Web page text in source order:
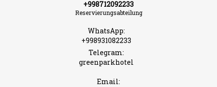
+998712092233
Reservierungsabteilung
WhatsApp:
+998931082233
Telegram:
greenparkhotel
Email: